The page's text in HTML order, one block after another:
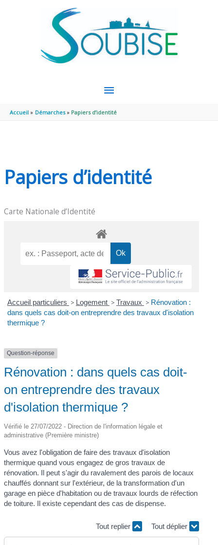
MENU
PRINCIPAL
Accueil Démarches Papiers d’identité
Papiers d’identité
Carte Nationale d’Identité
Accueil particuliers > Logement > Travaux > Rénovation :
dans quels cas doit-on entreprendre des travaux d'isolation
thermique ?
Question-réponse
Rénovation : dans quels cas doit-
on entreprendre des travaux
d'isolation thermique ?
Vérifié le 27/07/2022 - Direction de l'information légale et
administrative (Première ministre)
Vous avez l'obligation de faire des travaux d'isolation
thermique quand vous engagez de gros travaux de
rénovation. Il peut s'agir du ravalement des parois de locaux
chauffés donnant sur l'extérieur, de la transformation d'un
garage en pièce d'habitation ou de travaux lourds de réfection
de toiture. Il existe cependant des cas de dispense.
Tout replier Tout déplier